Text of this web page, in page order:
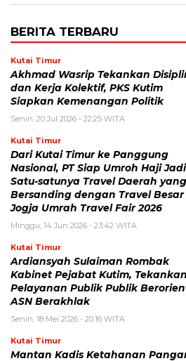
BERITA TERBARU
Kutai Timur
Akhmad Wasrip Tekankan
dan Kerja Kolektif, PKS Kutim
Siapkan Kemenangan Politik
Senin, 20 Jul 2026 - 22:25 WITA
Kutai Timur
Dari Kutai Timur ke Panggung
Nasional, PT Siap Umroh Haji Jadi
Satu-satunya Travel Daerah yang
Bersanding dengan Travel Besar
Jogja Umrah Travel Fair 2026
Minggu, 14 Jun 2026 - 23:42 WITA
Kutai Timur
Ardiansyah Sulaiman Rombak
Kabinet Pejabat Kutim, Tekankan
Pelayanan Publik Publik
ASN Berakhlak
Senin, 18 Mei 2026 - 20:16 WITA
Kutai Timur
Mantan Kadis Ketahanan